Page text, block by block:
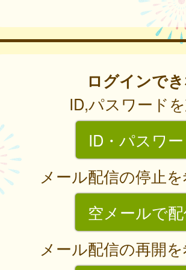
ログインで
ID,パスワード
ID・パスワ
メール配信の停止
空メールで
メール配信の再開